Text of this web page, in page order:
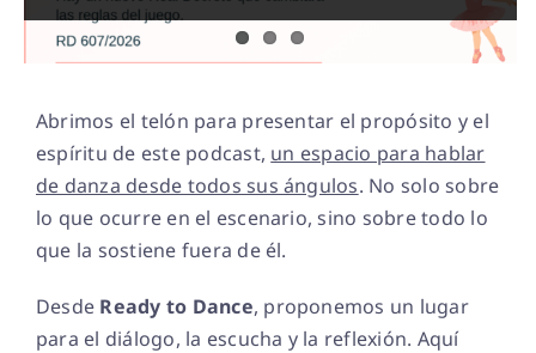
Contacto
Abrimos el telón para presentar el propósito y el
espíritu de este podcast, un espacio para hablar
de danza desde todos sus ángulos. No solo sobre
lo que ocurre en el escenario, sino sobre todo lo
que la sostiene fuera de él.
Desde Ready to Dance, proponemos un lugar
para el diálogo, la escucha y la reflexión. Aquí